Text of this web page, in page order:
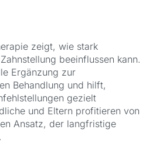
zeigt, wie stark
beeinflussen kann.
Ergänzung zur
Behandlung und hilft,
gezielt
und Eltern profitieren von
Ansatz, der langfristige